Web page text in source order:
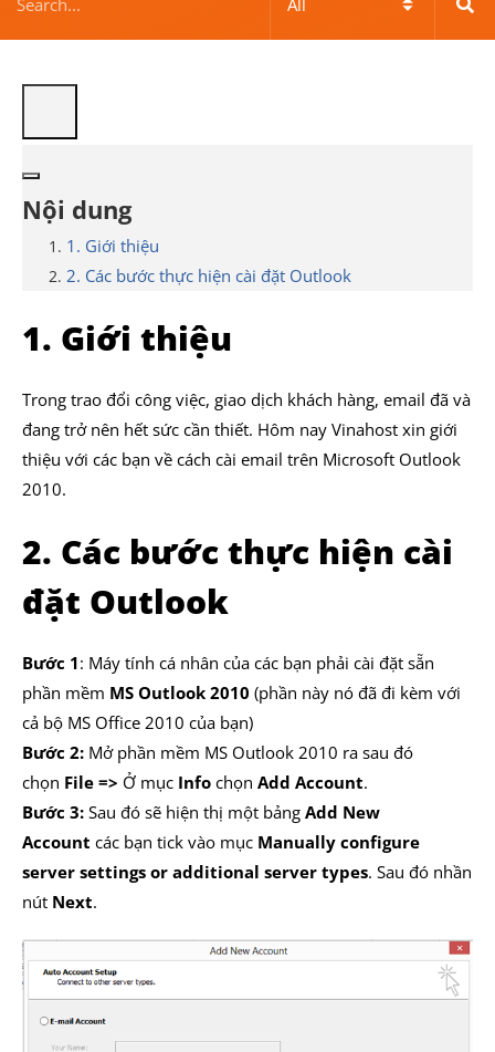
Nội dung
1. Giới thiệu
2. Các bước thực hiện cài đặt Outlook
1. Giới thiệu
Trong trao đổi công việc, giao dịch khách hàng, email đã và
đang trở nên hết sức cần thiết. Hôm nay Vinahost xin giới
thiệu với các bạn về cách cài email trên Microsoft Outlook
2010.
2. Các bước thực hiện cài
đặt Outlook
Bước 1: Máy tính cá nhân của các bạn phải cài đặt sẵn
phần mềm MS Outlook 2010 (phần này nó đã đi kèm với
cả bộ MS Office 2010 của bạn)
Bước 2: Mở phần mềm MS Outlook 2010 ra sau đó
chọn File => Ở mục Info chọn Add Account.
Bước 3: Sau đó sẽ hiện thị một bảng Add New
Account các bạn tick vào mục Manually configure
server settings or additional server types. Sau đó nhần
nút Next.